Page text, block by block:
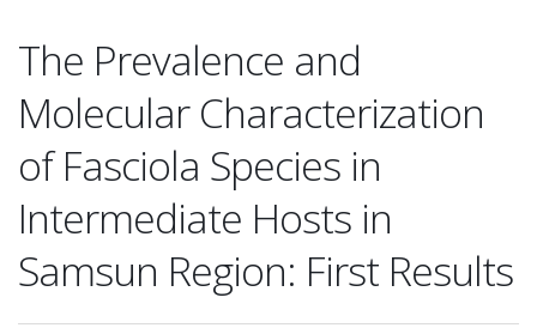
The Prevalence and
Molecular Characterization
of Fasciola Species in
Intermediate Hosts in
Samsun Region: First Results